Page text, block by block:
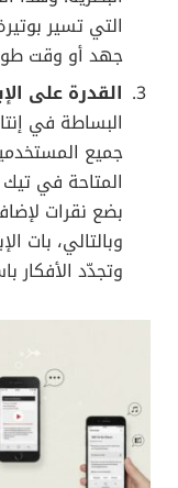
جذرية نتيجةً
“إحصائيات
دورًا حاسمًا في